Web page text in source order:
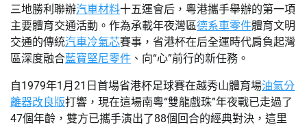
三地勝利聯辦汽車材料十五運會后，粵港攜手舉辦的第一項
主要體育交通活動。作為承載年夜灣區德系車零件體育文明
交通的傳統汽車冷氣芯賽事，省港杯在后全運時代肩負起灣
區深度融合藍寶堅尼零件 、向“心”前行的新任務。
自1979年1月21日首場省港杯足球賽在越秀山體育場油氣分
離器改良版打響，現在這場南粵“雙龍戲珠”年夜戰已走過了
47個年齡，雙方已攜手演出了88個回合的經典對決，這里